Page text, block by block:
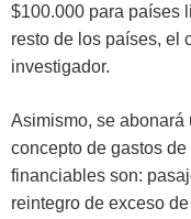
$100.000 para países
resto de los países, el
investigador.
Asimismo, se abonará
concepto de gastos
financiables son:
reintegro de exceso